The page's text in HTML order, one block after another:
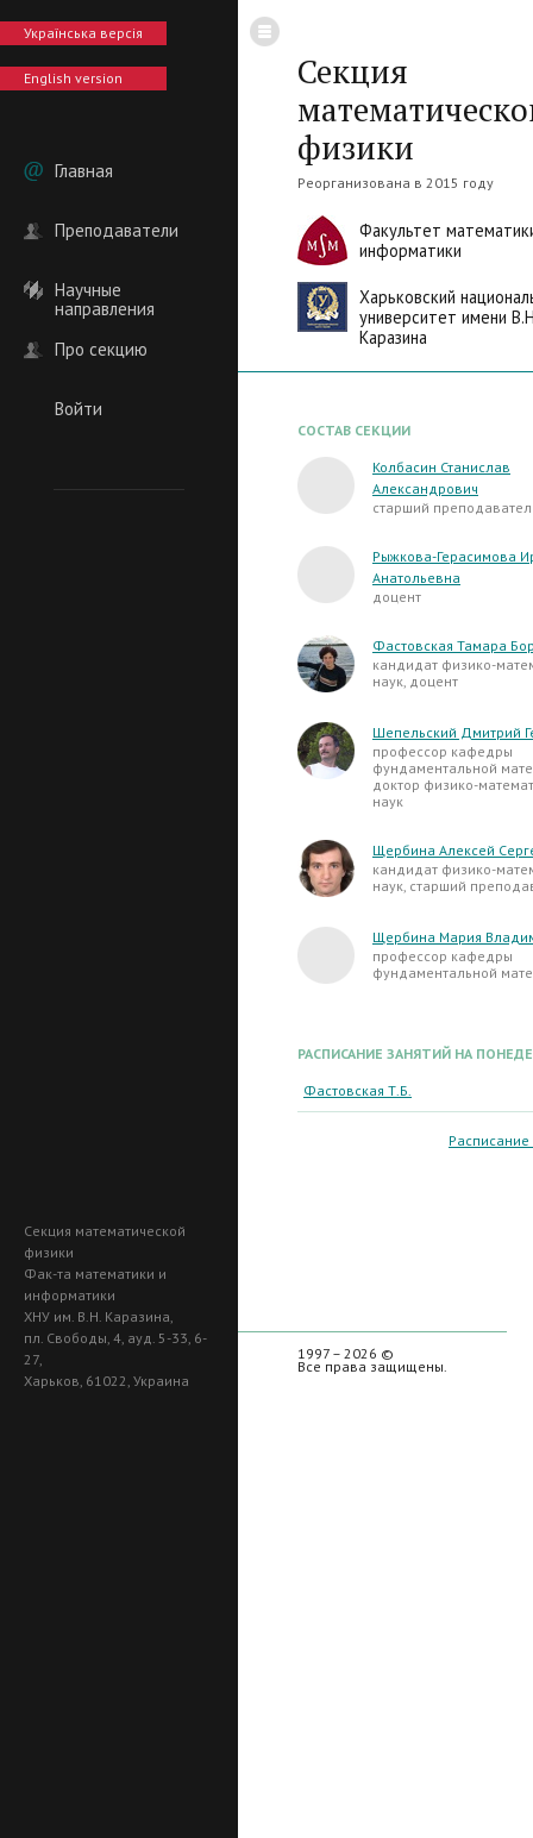
Українська версія
English version
Главная
Преподаватели
Научные
направления
Про секцию
Войти
Секция
физики
Реорганизована в 2015 году
Факультет
информатики
Харьковский
университет имени
Каразина
СОСТАВ СЕКЦИИ
Колбасин Станислав
Александрович
старший
Рыжкова-Герасимова
Анатольевна
доцент
Фастовская Тамара
кандидат физико-
наук, доцент
Шепельский Дмитрий
профессор кафедры
фундаментальной
доктор физико-
наук
Щербина Алексей
кандидат физико-
наук, старший
Щербина Мария
профессор кафедры
фундаментальной
РАСПИСАНИЕ ЗАНЯТИЙ НА
Фастовская Т.Б.
Секция математической
физики
Фак-та математики и
информатики
ХНУ им. В.Н. Каразина,
пл. Свободы, 4, ауд. 5-33, 6-
27,
Харьков, 61022, Украина
1997 – 2026 ©
Все права защищены.